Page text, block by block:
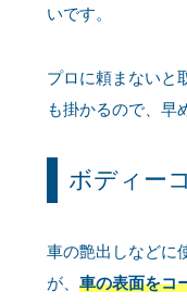
いです。
プロに頼まないと
も掛かるので、早
ボディー
車の艶出しなどに
が、 車の表面をコ